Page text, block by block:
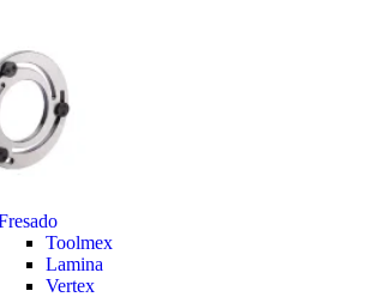
Toolmex
Lamina
Vertex